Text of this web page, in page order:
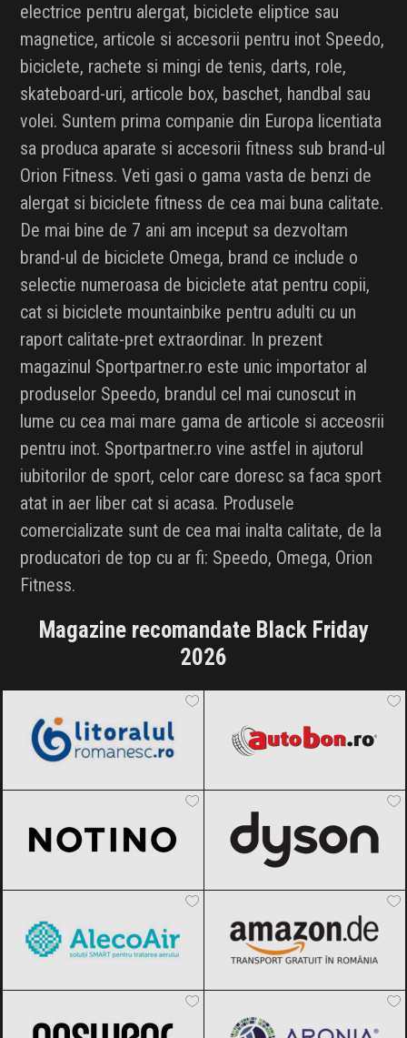
electrice pentru alergat, biciclete eliptice sau
magnetice, articole si accesorii pentru inot Speedo,
biciclete, rachete si mingi de tenis, darts, role,
skateboard-uri, articole box, baschet, handbal sau
volei. Suntem prima companie din Europa licentiata
sa produca aparate si accesorii fitness sub brand-ul
Orion Fitness. Veti gasi o gama vasta de benzi de
alergat si biciclete fitness de cea mai buna calitate.
De mai bine de 7 ani am inceput sa dezvoltam
brand-ul de biciclete Omega, brand ce include o
selectie numeroasa de biciclete atat pentru copii,
cat si biciclete mountainbike pentru adulti cu un
raport calitate-pret extraordinar. In prezent
magazinul Sportpartner.ro este unic importator al
produselor Speedo, brandul cel mai cunoscut in
lume cu cea mai mare gama de articole si acceosrii
pentru inot. Sportpartner.ro vine astfel in ajutorul
iubitorilor de sport, celor care doresc sa faca sport
atat in aer liber cat si acasa. Produsele
comercializate sunt de cea mai inalta calitate, de la
producatori de top cu ar fi: Speedo, Omega, Orion
Fitness.
Magazine recomandate Black Friday
2026
2026
2026